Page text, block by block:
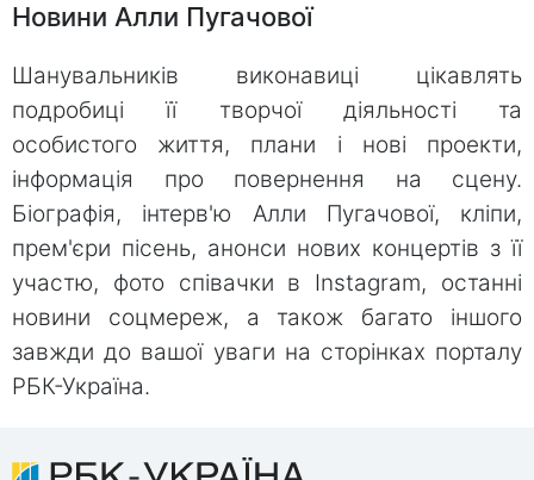
Новини Алли Пугачової
Шанувальників виконавиці цікавлять
подробиці її творчої діяльності та
особистого життя, плани і нові проекти,
інформація про повернення на сцену.
Біографія, інтерв'ю Алли Пугачової, кліпи,
прем'єри пісень, анонси нових концертів з її
участю, фото співачки в Instagram, останні
новини соцмереж, а також багато іншого
завжди до вашої уваги на сторінках порталу
РБК-Україна.